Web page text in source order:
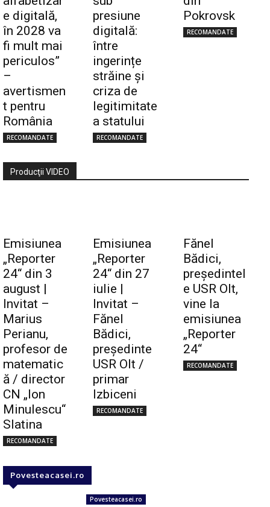
e digitală,
în 2028 va
fi mult mai
periculos”
–
avertismen
t pentru
România
RECOMANDATE
presiune
digitală:
între
ingerințe
străine și
criza de
legitimitate
a statului
RECOMANDATE
Pokrovsk
RECOMANDATE
Producţii VIDEO
Emisiunea
„Reporter
24“ din 3
august |
Invitat –
Marius
Perianu,
profesor de
matematic
ă / director
CN „Ion
Minulescu“
Slatina
RECOMANDATE
Emisiunea
„Reporter
24“ din 27
iulie |
Invitat –
Fănel
Bădici,
preşedinte
USR Olt /
primar
Izbiceni
RECOMANDATE
Fănel
Bădici,
preşedintel
e USR Olt,
vine la
emisiunea
„Reporter
24“
RECOMANDATE
Povesteacasei.ro
Povesteacasei.ro